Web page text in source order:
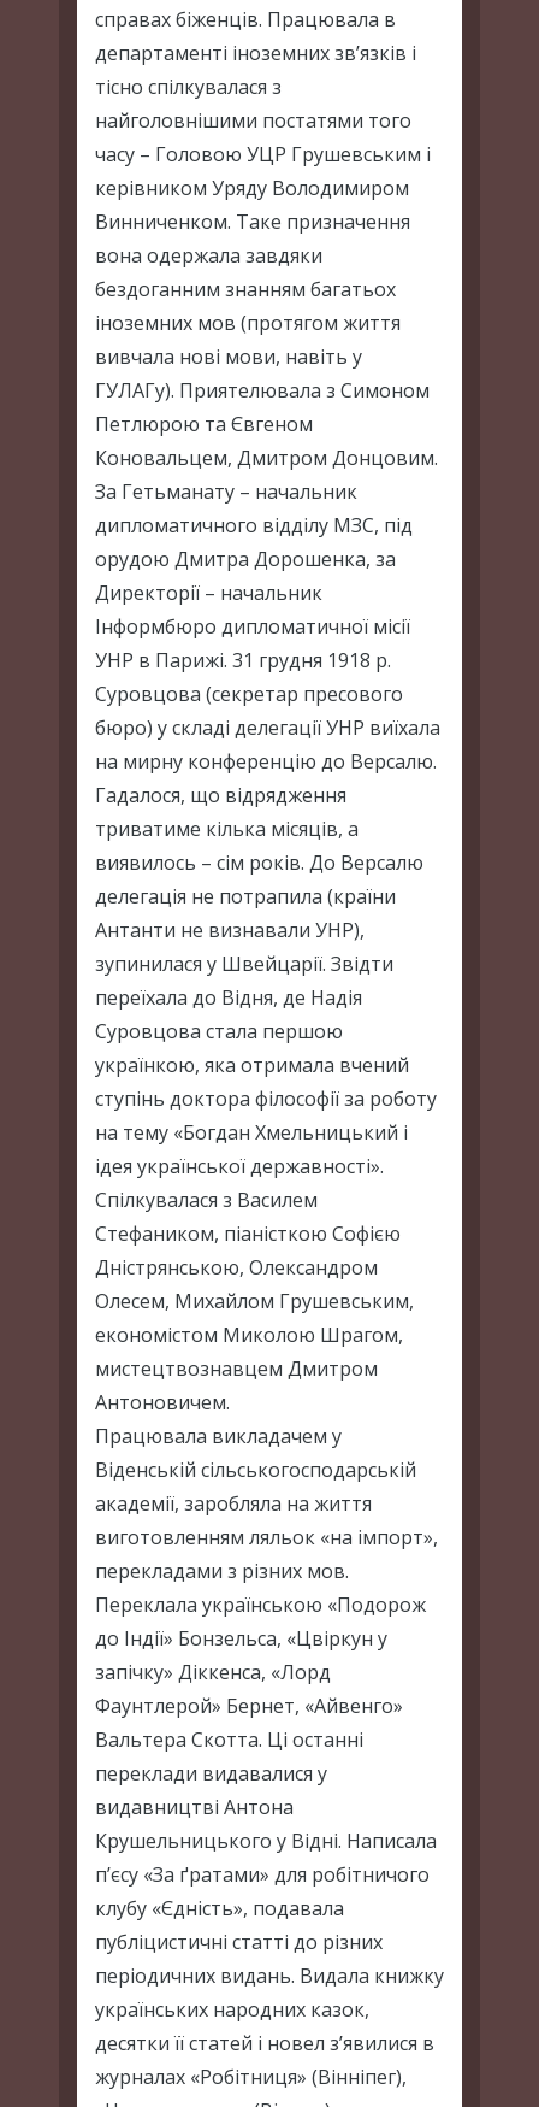
справах біженців. Працювала в
департаменті іноземних зв’язків і
тісно спілкувалася з
найголовнішими постатями того
часу – Головою УЦР Грушевським і
керівником Уряду Володимиром
Винниченком. Таке призначення
вона одержала завдяки
бездоганним знанням багатьох
іноземних мов (протягом життя
вивчала нові мови, навіть у
ГУЛАГу). Приятелювала з Симоном
Петлюрою та Євгеном
Коновальцем, Дмитром Донцовим.
За Гетьманату – начальник
дипломатичного відділу МЗС, під
орудою Дмитра Дорошенка, за
Директорії – начальник
Інформбюро дипломатичної місії
УНР в Парижі. 31 грудня 1918 р.
Суровцова (секретар пресового
бюро) у складі делегації УНР виїхала
на мирну конференцію до Версалю.
Гадалося, що відрядження
триватиме кілька місяців, а
виявилось – сім років. До Версалю
делегація не потрапила (країни
Антанти не визнавали УНР),
зупинилася у Швейцарії. Звідти
переїхала до Відня, де Надія
Суровцова стала першою
українкою, яка отримала вчений
ступінь доктора філософії за роботу
на тему «Богдан Хмельницький і
ідея української державності».
Спілкувалася з Василем
Стефаником, піаністкою Софією
Дністрянською, Олександром
Олесем, Михайлом Грушевським,
економістом Миколою Шрагом,
мистецтвознавцем Дмитром
Антоновичем.
Працювала викладачем у
Віденській сільськогосподарській
академії, заробляла на життя
виготовленням ляльок «на імпорт»,
перекладами з різних мов.
Переклала українською «Подорож
до Індії» Бонзельса, «Цвіркун у
запічку» Діккенса, «Лорд
Фаунтлерой» Бернет, «Айвенго»
Вальтера Скотта. Ці останні
переклади видавалися у
видавництві Антона
Крушельницького у Відні. Написала
п’єсу «За ґратами» для робітничого
клубу «Єдність», подавала
публіцистичні статті до різних
періодичних видань. Видала книжку
українських народних казок,
десятки її статей і новел з’явилися в
журналах «Робітниця» (Вінніпег),